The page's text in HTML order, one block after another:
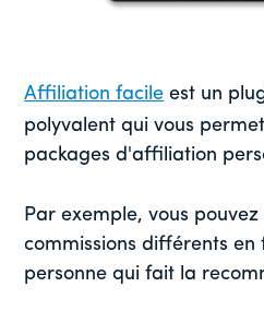
Affiliation facile est un
polyvalent qui vous
packages d'affiliation
Par exemple, vous
commissions différents en
personne qui fait la